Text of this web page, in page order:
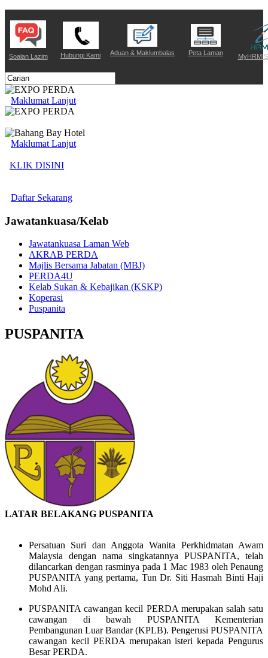
Soalan Lazim Hubungi Kami Aduan & Maklumbalas Peta Laman
Maklumat Lanjut
Maklumat Lanjut
KLIK DISINI
Daftar Sekarang
Jawatankuasa/Kelab
Jawatankuasa Laman Web
AKRAB PERDA
Majlis Bersama Jabatan (MBJ)
PERDA4U
Kelab Sukan & Kebajikan (KSKP)
Koperasi
Puspanita
PUSPANITA
LATAR BELAKANG PUSPANITA
Persatuan Suri dan Anggota Wanita Perkhidmatan Awam
Malaysia dengan nama singkatannya PUSPANITA, telah
dilancarkan dengan rasminya pada 1 Mac 1983 oleh Penaung
PUSPANITA yang pertama, Tun Dr. Siti Hasmah Binti Haji
Mohd Ali.
PUSPANITA cawangan kecil PERDA merupakan salah satu
cawangan di bawah PUSPANITA Kementerian
Pembangunan Luar Bandar (KPLB). Pengerusi PUSPANITA
cawangan kecil PERDA merupakan isteri kepada Pengurus
Besar PERDA.